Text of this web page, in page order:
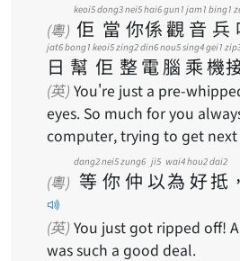
(粵) 佢
keoi5
當
dong3
你
nei5
係
hai6
觀
gun1
音
jam1
兵
bing1
日
jat6
幫
bong1
佢
keoi5
整
zing2
電
din6
腦
nou5
乘
sing4
機
gei1
(英) You're just a pre-
eyes. So much for you
computer, trying to get
(粵) 等
dang2
你
nei5
仲
zung6
以
ji5
為
wai4
好
hou2
抵
dai2
，
(英) You just got ripped off!
was such a good deal.